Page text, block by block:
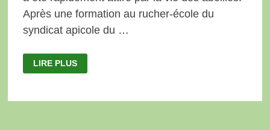
Après une formation au rucher-école du
syndicat apicole du …
MIEL
:
AYMERIC
LIRE PLUS